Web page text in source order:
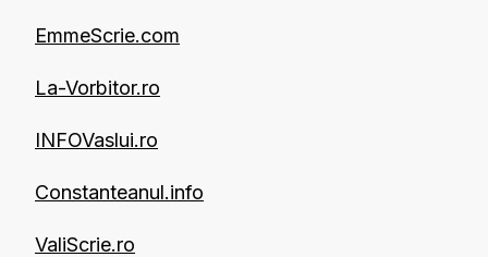
EmmeScrie.com
La-Vorbitor.ro
INFOVaslui.ro
Constanteanul.info
ValiScrie.ro